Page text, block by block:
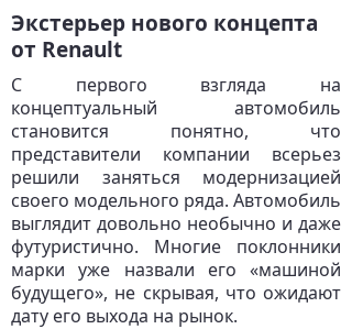
Экстерьер нового концепта
от Renault
С первого взгляда на
концептуальный автомобиль
становится понятно, что
представители компании всерьез
решили заняться модернизацией
своего модельного ряда. Автомобиль
выглядит довольно необычно и даже
футуристично. Многие поклонники
марки уже назвали его «машиной
будущего», не скрывая, что ожидают
дату его выхода на рынок.